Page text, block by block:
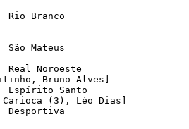
Bruno Alves]
(3), Léo Dias]